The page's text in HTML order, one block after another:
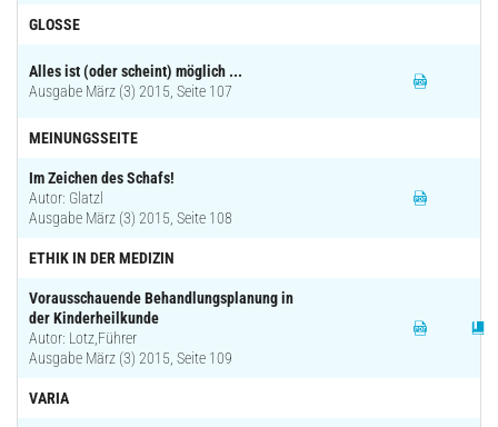
GLOSSE
Alles ist (oder scheint) möglich ...
Ausgabe März (3) 2015, Seite 107
MEINUNGSSEITE
Im Zeichen des Schafs!
Autor: Glatzl
Ausgabe März (3) 2015, Seite 108
ETHIK IN DER MEDIZIN
Vorausschauende Behandlungsplanung in
der Kinderheilkunde
Autor: Lotz,Führer
Ausgabe März (3) 2015, Seite 109
VARIA